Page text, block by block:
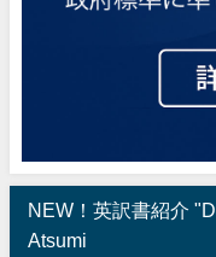
NEW！英訳書紹介
Atsumi